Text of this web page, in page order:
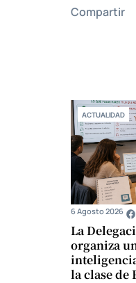
Compartir
ACTUALIDAD
La
organiza
la clase de
6 Agosto 2026